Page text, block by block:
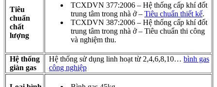
Tiêu
chuẩn
chất
lượng
TCXDVN 377:2006 – Hệ thống cấp khí đốt
trung tâm trong nhà ở – Tiêu chuẩn thiết kế.
TCXDVN 387:2006 – Hệ thống cấp khí đốt
trung tâm trong nhà ở – Tiêu chuẩn thi công
và nghiệm thu.
Hệ thống
giàn gas
Hệ thống sử dụng linh hoạt từ 2,4,6,8,10… bình gas
công nghiệp